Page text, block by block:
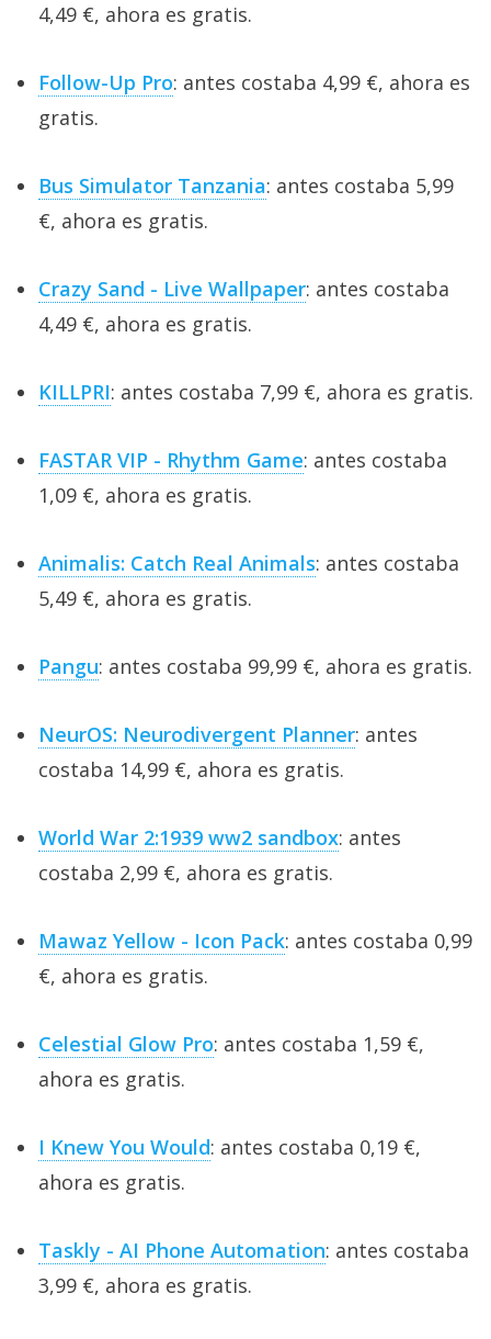
4,49 €, ahora es gratis.
Follow-Up Pro: antes costaba 4,99 €, ahora es
gratis.
Bus Simulator Tanzania: antes costaba 5,99
€, ahora es gratis.
Crazy Sand - Live Wallpaper: antes costaba
4,49 €, ahora es gratis.
KILLPRI: antes costaba 7,99 €, ahora es gratis.
FASTAR VIP - Rhythm Game: antes costaba
1,09 €, ahora es gratis.
Animalis: Catch Real Animals: antes costaba
5,49 €, ahora es gratis.
Pangu: antes costaba 99,99 €, ahora es gratis.
NeurOS: Neurodivergent Planner: antes
costaba 14,99 €, ahora es gratis.
World War 2:1939 ww2 sandbox: antes
costaba 2,99 €, ahora es gratis.
Mawaz Yellow - Icon Pack: antes costaba 0,99
€, ahora es gratis.
Celestial Glow Pro: antes costaba 1,59 €,
ahora es gratis.
I Knew You Would: antes costaba 0,19 €,
ahora es gratis.
Taskly - AI Phone Automation: antes costaba
3,99 €, ahora es gratis.